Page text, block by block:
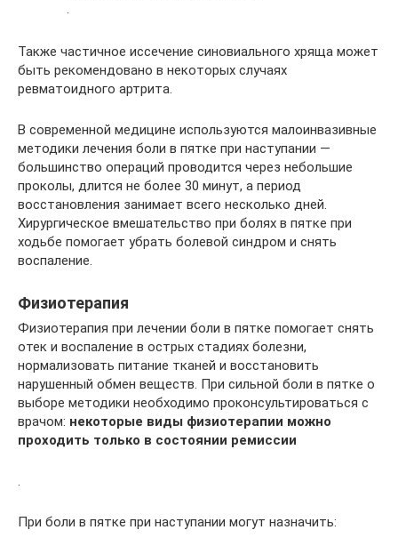
.
Также частичное иссечение синовиального хряща может
быть рекомендовано в некоторых случаях
ревматоидного артрита.
В современной медицине используются малоинвазивные
методики лечения боли в пятке при наступании —
большинство операций проводится через небольшие
проколы, длится не более 30 минут, а период
восстановления занимает всего несколько дней.
Хирургическое вмешательство при болях в пятке при
ходьбе помогает убрать болевой синдром и снять
воспаление.
Физиотерапия
Физиотерапия при лечении боли в пятке помогает снять
отек и воспаление в острых стадиях болезни,
нормализовать питание тканей и восстановить
нарушенный обмен веществ. При сильной боли в пятке о
выборе методики необходимо проконсультироваться с
врачом: некоторые виды физиотерапии можно
проходить только в состоянии ремиссии
.
При боли в пятке при наступании могут назначить: